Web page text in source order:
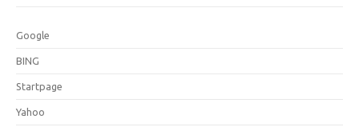
Google
BING
Startpage
Yahoo